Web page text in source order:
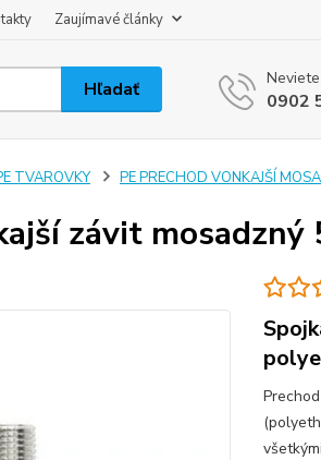
Zaujímavé články
Hľadať
0902
TVAROVKY PE PRECHOD VONKAJŠÍ
závit mosadzný